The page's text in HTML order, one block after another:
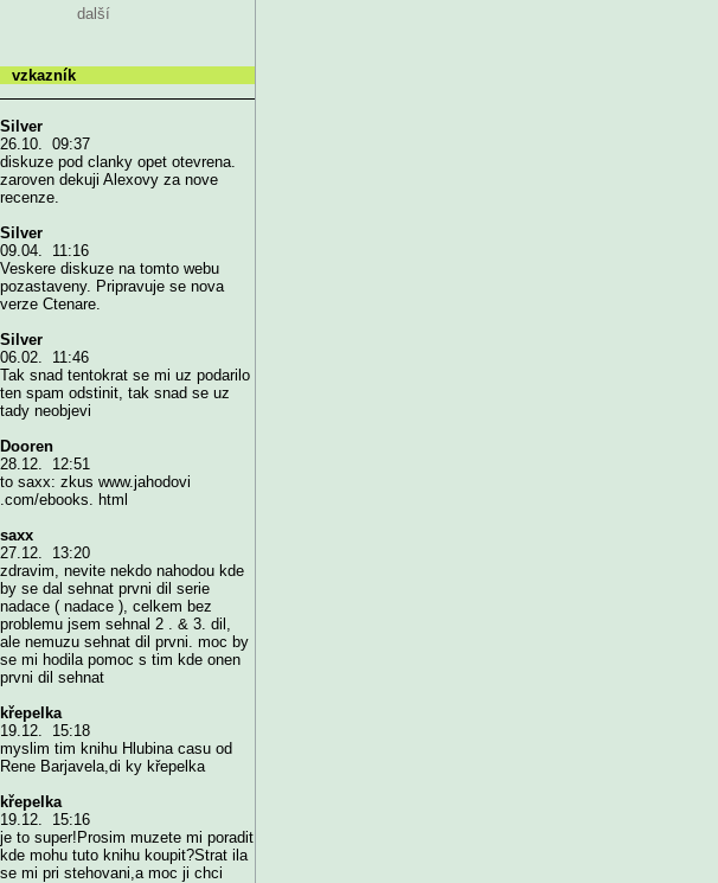
další
vzkazník
Silver
26.10. 09:37
diskuze pod clanky opet otevrena.
zaroven dekuji Alexovy za nove
recenze.
Silver
09.04. 11:16
Veskere diskuze na tomto webu
pozastaveny. Pripravuje se nova
verze Ctenare.
Silver
06.02. 11:46
Tak snad tentokrat se mi uz podarilo
ten spam odstinit, tak snad se uz
tady neobjevi
Dooren
28.12. 12:51
to saxx: zkus www.jahodovi
.com/ebooks. html
saxx
27.12. 13:20
zdravim, nevite nekdo nahodou kde
by se dal sehnat prvni dil serie
nadace ( nadace ), celkem bez
problemu jsem sehnal 2 . & 3. dil,
ale nemuzu sehnat dil prvni. moc by
se mi hodila pomoc s tim kde onen
prvni dil sehnat
křepelka
19.12. 15:18
myslim tim knihu Hlubina casu od
Rene Barjavela,di ky křepelka
křepelka
19.12. 15:16
je to super!Prosim muzete mi poradit
kde mohu tuto knihu koupit?Strat ila
se mi pri stehovani,a moc ji chci